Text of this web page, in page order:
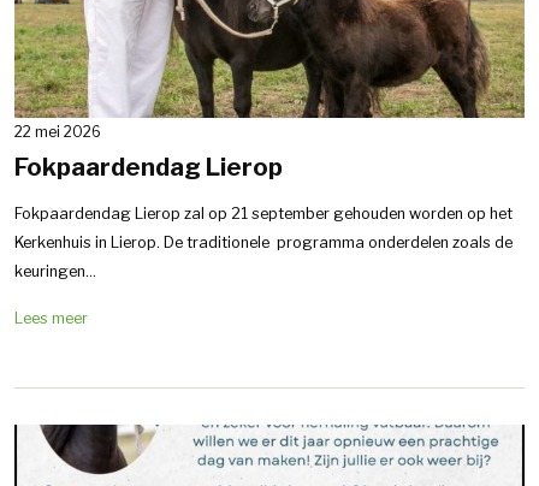
22 mei 2026
Fokpaardendag Lierop
Fokpaardendag Lierop zal op 21 september gehouden worden op het
Kerkenhuis in Lierop. De traditionele programma onderdelen zoals de
keuringen...
Lees meer